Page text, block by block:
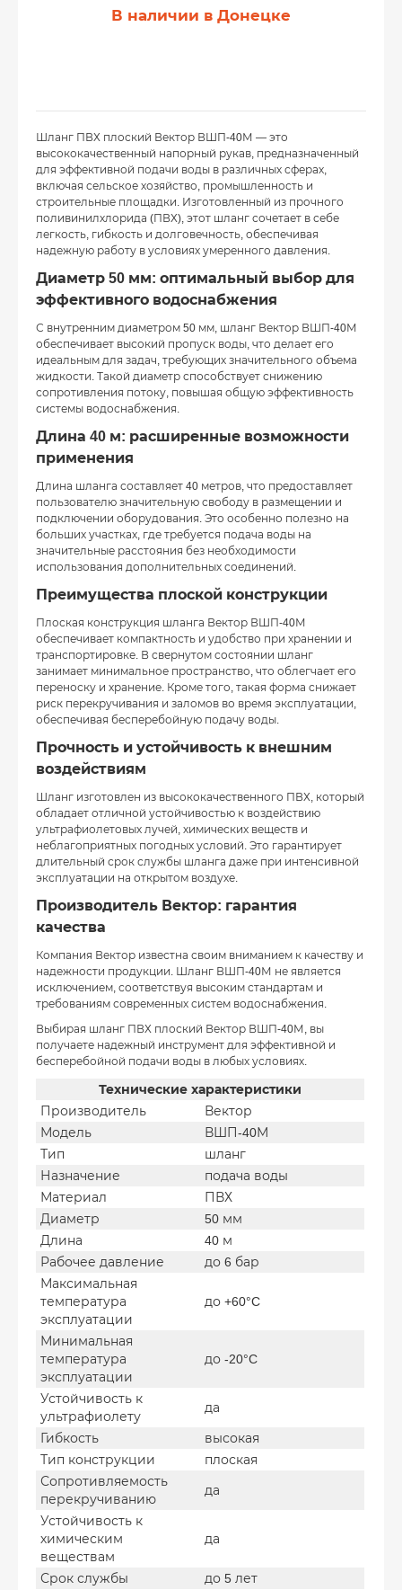
В наличии в Донецке
Шланг ПВХ плоский Вектор ВШП-40М — это
высококачественный напорный рукав, предназначенный
для эффективной подачи воды в различных сферах,
включая сельское хозяйство, промышленность и
строительные площадки. Изготовленный из прочного
поливинилхлорида (ПВХ), этот шланг сочетает в себе
легкость, гибкость и долговечность, обеспечивая
надежную работу в условиях умеренного давления.
Диаметр 50 мм: оптимальный выбор для
эффективного водоснабжения
С внутренним диаметром 50 мм, шланг Вектор ВШП-40М
обеспечивает высокий пропуск воды, что делает его
идеальным для задач, требующих значительного объема
жидкости. Такой диаметр способствует снижению
сопротивления потоку, повышая общую эффективность
системы водоснабжения.
Длина 40 м: расширенные возможности
применения
Длина шланга составляет 40 метров, что предоставляет
пользователю значительную свободу в размещении и
подключении оборудования. Это особенно полезно на
больших участках, где требуется подача воды на
значительные расстояния без необходимости
использования дополнительных соединений.
Преимущества плоской конструкции
Плоская конструкция шланга Вектор ВШП-40М
обеспечивает компактность и удобство при хранении и
транспортировке. В свернутом состоянии шланг
занимает минимальное пространство, что облегчает его
переноску и хранение. Кроме того, такая форма снижает
риск перекручивания и заломов во время эксплуатации,
обеспечивая бесперебойную подачу воды.
Прочность и устойчивость к внешним
воздействиям
Шланг изготовлен из высококачественного ПВХ, который
обладает отличной устойчивостью к воздействию
ультрафиолетовых лучей, химических веществ и
неблагоприятных погодных условий. Это гарантирует
длительный срок службы шланга даже при интенсивной
эксплуатации на открытом воздухе.
Производитель Вектор: гарантия
качества
Компания Вектор известна своим вниманием к качеству и
надежности продукции. Шланг ВШП-40М не является
исключением, соответствуя высоким стандартам и
требованиям современных систем водоснабжения.
Выбирая шланг ПВХ плоский Вектор ВШП-40М, вы
получаете надежный инструмент для эффективной и
бесперебойной подачи воды в любых условиях.
Технические характеристики
Производитель
Вектор
Модель
ВШП-40М
Тип
шланг
Назначение
подача воды
Материал
ПВХ
Диаметр
50 мм
Длина
40 м
Рабочее давление
до 6 бар
Максимальная
температура
эксплуатации
до +60°C
Минимальная
температура
эксплуатации
до -20°C
Устойчивость к
ультрафиолету
да
Гибкость
высокая
Тип конструкции
плоская
Сопротивляемость
перекручиванию
да
Устойчивость к
химическим
веществам
да
Срок службы до 5 лет